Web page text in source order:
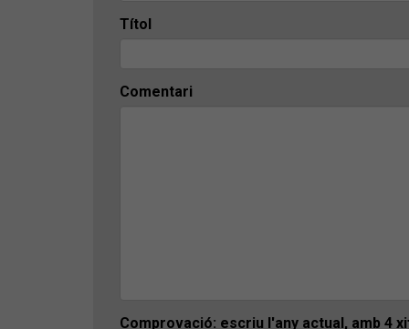
Títol
Comentari
Comprovació: escriu l'any actual, amb 4